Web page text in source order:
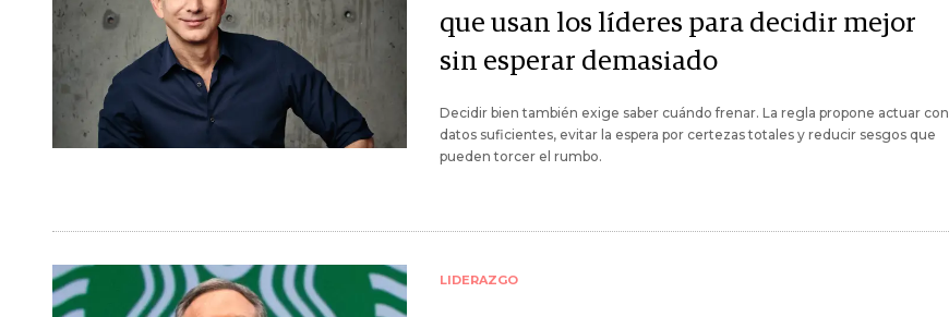
que usan los líderes para decidir mejor
sin esperar demasiado
Decidir bien también exige saber cuándo frenar. La regla propone actuar con
datos suficientes, evitar la espera por certezas totales y reducir sesgos que
pueden torcer el rumbo.
LIDERAZGO